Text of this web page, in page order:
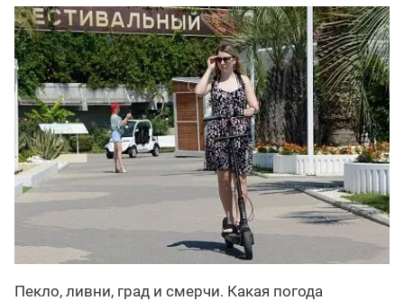
Пекло, ливни, град и смерчи. Какая погода